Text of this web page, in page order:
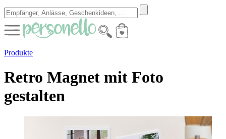
Produkte
Retro Magnet mit Foto
gestalten